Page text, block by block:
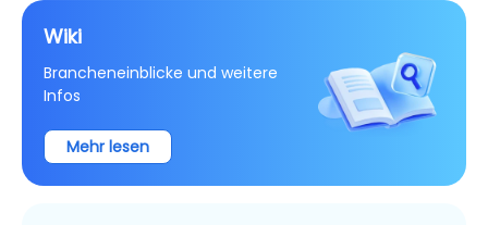
Wiki
Brancheneinblicke und weitere
Infos
Mehr lesen